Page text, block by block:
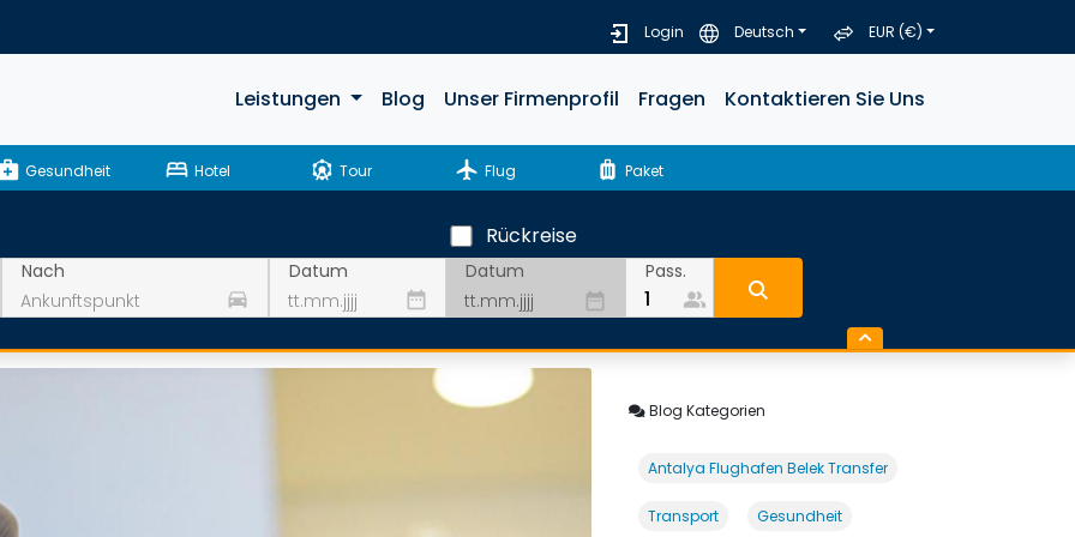
Login Deutsch EUR (€)
Leistungen Blog Unser Firmenprofil Fragen Kontaktieren Sie Uns
Gesundheit bed Hotel attractions Tour flight Flug luggage Paket
Nach
drive_eta
Datum
date_range
Rückreise
Datum
date_range
Pass.
people_alt
Blog Kategorien
Antalya Flughafen Belek Transfer
Transport Gesundheit